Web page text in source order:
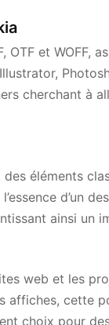
et WOFF,
cherchant à
éléments
d’un
ainsi un
web et les
affiches, cette
choix pour